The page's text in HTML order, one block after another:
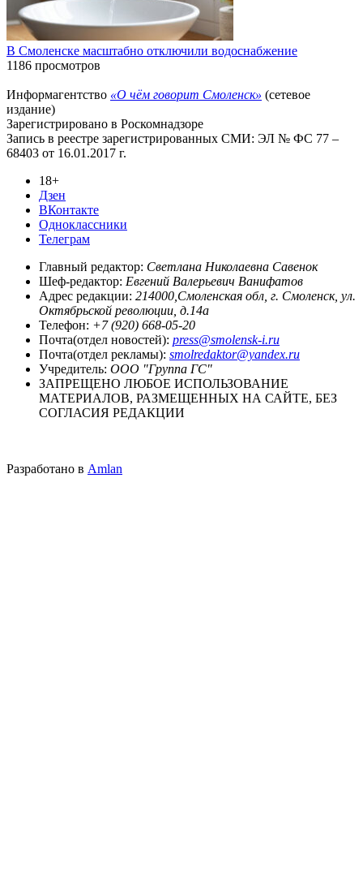
В Смоленске масштабно отключили водоснабжение
1186 просмотров
Информагентство «О чём говорит Смоленск» (сетевое
издание)
Зарегистрировано в Роскомнадзоре
Запись в реестре зарегистрированных СМИ: ЭЛ № ФС 77 –
68403 от 16.01.2017 г.
18+
Дзен
ВКонтакте
Одноклассники
Телеграм
Главный редактор: Светлана Николаевна Савенок
Шеф-редактор: Евгений Валерьевич Ванифатов
Адрес редакции: 214000,Смоленская обл, г. Смоленск, ул.
Октябрьской революции, д.14а
Телефон: +7 (920) 668-05-20
Почта(отдел новостей): press@smolensk-i.ru
Почта(отдел рекламы): smolredaktor@yandex.ru
Учредитель: ООО "Группа ГС"
ЗАПРЕЩЕНО ЛЮБОЕ ИСПОЛЬЗОВАНИЕ
МАТЕРИАЛОВ, РАЗМЕЩЕННЫХ НА САЙТЕ, БЕЗ
СОГЛАСИЯ РЕДАКЦИИ
Разработано в Amlan